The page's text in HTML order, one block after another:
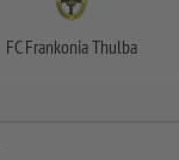
FC Frankonia Thulba